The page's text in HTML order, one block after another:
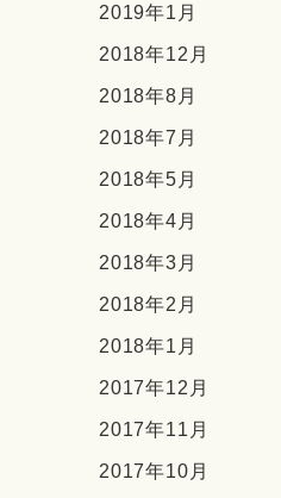
2019年1月
2018年12月
2018年8月
2018年7月
2018年5月
2018年4月
2018年3月
2018年2月
2018年1月
2017年12月
2017年11月
2017年10月